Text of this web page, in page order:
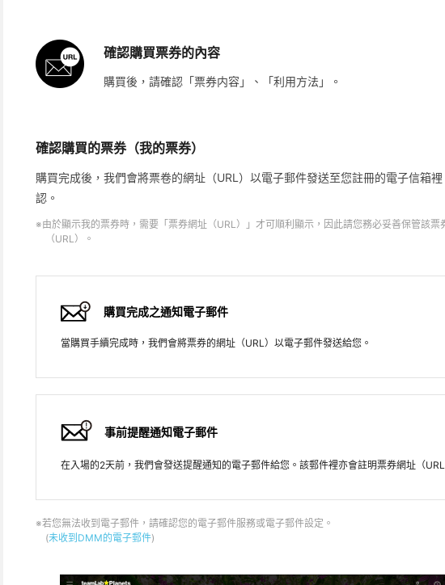
確認購買票券的內容
購買後，請確認「票券内容」、「利用方法」。
確認購買的票券（我的票券）
購買完成後，我們會將票卷的網址（URL）以電子郵件發送至您註冊的電子信箱
認。
※由於顯示我的票券時，需要「票券網址（URL）」才可順利顯示，因此請您務必妥善保管該票
（URL）。
購買完成之通知電子郵件
當購買手續完成時，我們會將票券的網址（URL）以電子郵件發送給您。
事前提醒通知電子郵件
在入場的2天前，我們會發送提醒通知的電子郵件給您。該郵件裡亦會註明票券網址（
※若您無法收到電子郵件，請確認您的電子郵件服務或電子郵件設定。
(未收到DMM的電子郵件)